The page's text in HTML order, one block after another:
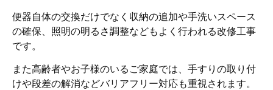
便器自体の交換だけでなく収納の追加や手洗いスペース
の確保、照明の明るさ調整などもよく行われる改修工事
です。
また高齢者やお子様のいるご家庭では、手すりの取り付
けや段差の解消などバリアフリー対応も重視されます。